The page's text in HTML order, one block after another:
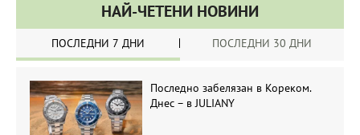
НАЙ-ЧЕТЕНИ НОВИНИ
ПОСЛЕДНИ 7 ДНИ ПОСЛЕДНИ 30 ДНИ
Последно забелязан в Кореком.
Днес – в JULIANY